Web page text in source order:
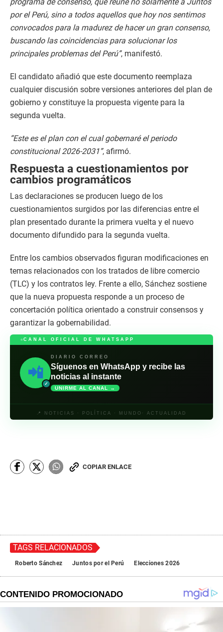
por el Perú, sino a todos aquellos que hoy nos sentimos
convocados para la madurez de hacer un gran consenso,
buscando las coincidencias para solucionar los
principales problemas del Perú”, manifestó.
El candidato añadió que este documento reemplaza
cualquier discusión sobre versiones anteriores del plan de
gobierno y constituye la propuesta vigente para la
segunda vuelta.
“Este es el plan con el cual gobernaré el periodo
constitucional 2026-2031”, afirmó.
Respuesta a cuestionamientos por
cambios programáticos
Las declaraciones se producen luego de los
cuestionamientos surgidos por las diferencias entre el
plan presentado durante la primera vuelta y el nuevo
documento difundido para la segunda vuelta.
Entre los cambios observados figuran modificaciones en
temas relacionados con los tratados de libre comercio
(TLC) y los contratos ley. Frente a ello, Sánchez sostiene
que la nueva propuesta responde a un proceso de
concertación política orientado a construir consensos y
garantizar la gobernabilidad.
CANAL OFICIAL DE WHATSAPP
📲
✓
DIARIO CORREO
Síguenos en WhatsApp y recibe las
noticias al instante
UNIRME AL CANAL →
📍 NOTICIAS · POLÍTICA · MUNDO· ACTUALIDAD
COPIAR ENLACE
TAGS RELACIONADOS
Roberto Sánchez Juntos por el Perú Elecciones 2026